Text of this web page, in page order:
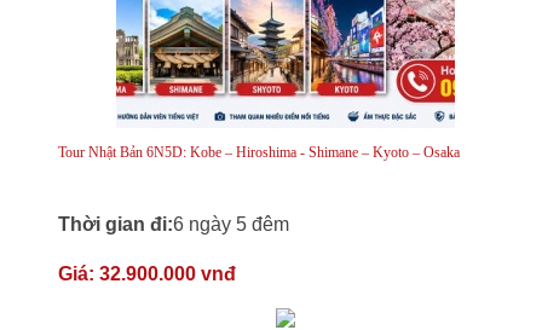
Tour Nhật Bản 6N5D: Kobe – Hiroshima - Shimane – Kyoto – Osaka
Thời gian đi:6 ngày 5 đêm
Giá: 32.900.000 vnđ